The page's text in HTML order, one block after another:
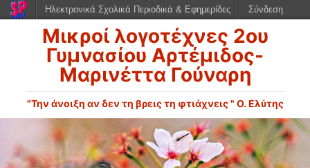
Μικροί λογοτέχνες 2ου
Γυμνασίου Αρτέμιδος-
Μαρινέττα Γούναρη
"Την άνοιξη αν δεν τη βρεις τη φτιάχνεις " Ο. Ελύτης
Ηλεκτρονικά Σχολικά Περιοδικά & Εφημερίδες Σύνδεση